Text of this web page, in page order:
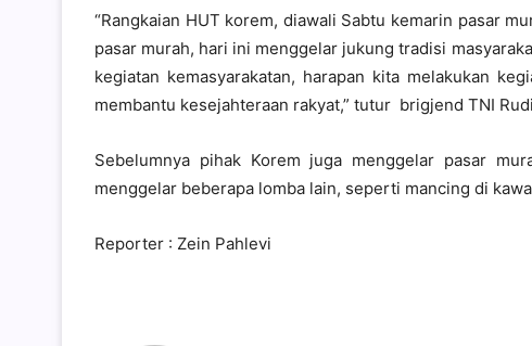
“Rangkaian HUT korem, diawali Sabtu kemarin pasar
pasar murah, hari ini menggelar jukung tradisi
kegiatan kemasyarakatan, harapan kita melakukan
membantu kesejahteraan rakyat,” tutur brigjend TNI
Sebelumnya pihak Korem juga menggelar pasar
menggelar beberapa lomba lain, seperti mancing di
Reporter : Zein Pahlevi